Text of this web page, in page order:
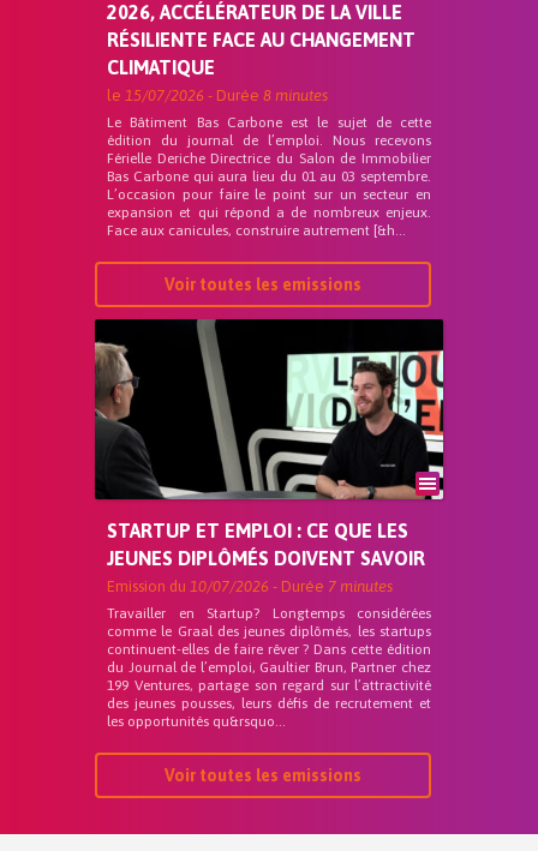
2026, ACCÉLÉRATEUR DE LA VILLE
RÉSILIENTE FACE AU CHANGEMENT
CLIMATIQUE
le 15/07/2026 - Durée 8 minutes
Le Bâtiment Bas Carbone est le sujet de cette
édition du journal de l’emploi. Nous recevons
Férielle Deriche Directrice du Salon de Immobilier
Bas Carbone qui aura lieu du 01 au 03 septembre.
L’occasion pour faire le point sur un secteur en
expansion et qui répond a de nombreux enjeux.
Face aux canicules, construire autrement [&h...
Voir toutes les emissions
STARTUP ET EMPLOI : CE QUE LES
JEUNES DIPLÔMÉS DOIVENT SAVOIR
Emission du 10/07/2026 - Durée 7 minutes
Travailler en Startup? Longtemps considérées
comme le Graal des jeunes diplômés, les startups
continuent-elles de faire rêver ? Dans cette édition
du Journal de l’emploi, Gaultier Brun, Partner chez
199 Ventures, partage son regard sur l’attractivité
des jeunes pousses, leurs défis de recrutement et
les opportunités qu&rsquo...
Voir toutes les emissions